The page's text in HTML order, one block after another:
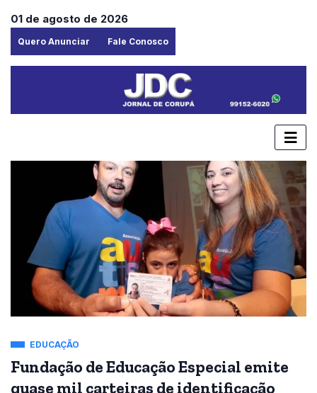
01 de agosto de 2026
Quero Anunciar Fale Conosco
EDUCAÇÃO
Fundação de Educação Especial emite
quase mil carteiras de identificação